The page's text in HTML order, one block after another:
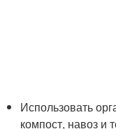
Использовать
компост, навоз и